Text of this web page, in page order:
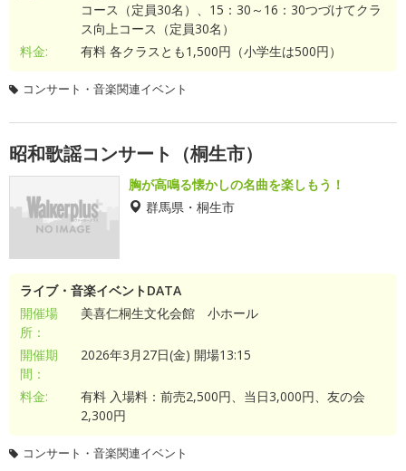
コース（定員30名）、15：30～16：30つづけてクラ
ス向上コース（定員30名）
料金:
有料 各クラスとも1,500円（小学生は500円）
コンサート・音楽関連イベント
昭和歌謡コンサート（桐生市）
胸が高鳴る懐かしの名曲を楽しもう！
群馬県・桐生市
ライブ・音楽イベントDATA
開催場
所：
美喜仁桐生文化会館 小ホール
開催期
間：
2026年3月27日(金) 開場13:15
料金:
有料 入場料：前売2,500円、当日3,000円、友の会
2,300円
コンサート・音楽関連イベント